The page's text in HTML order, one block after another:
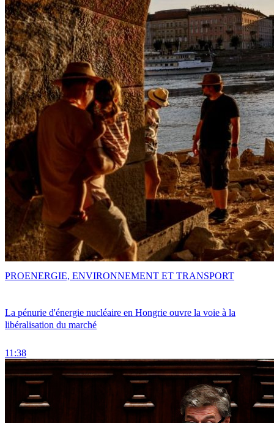
La pénurie d'énergie nucléaire en Hongrie ouvre la voie à la
libéralisation du marché
11:38
PROENERGIE, ENVIRONNEMENT ET TRANSPORT